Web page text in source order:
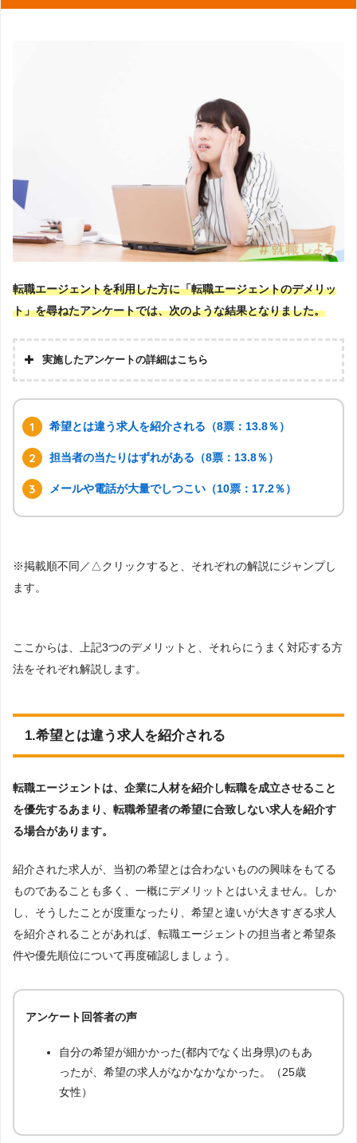
転職エージェントを利用した方に「転職エージェントのデメリッ
ト」を尋ねたアンケートでは、次のような結果となりました。
実施したアンケートの詳細はこちら
希望とは違う求人を紹介される（8票：13.8％）
担当者の当たりはずれがある（8票：13.8％）
メールや電話が大量でしつこい（10票：17.2％）
※掲載順不同／△クリックすると、それぞれの解説にジャンプし
ます。
ここからは、上記3つのデメリットと、それらにうまく対応する方
法をそれぞれ解説します。
1.希望とは違う求人を紹介される
転職エージェントは、企業に人材を紹介し転職を成立させること
を優先するあまり、転職希望者の希望に合致しない求人を紹介す
る場合があります。
紹介された求人が、当初の希望とは合わないものの興味をもてる
ものであることも多く、一概にデメリットとはいえません。しか
し、そうしたことが度重なったり、希望と違いが大きすぎる求人
を紹介されることがあれば、転職エージェントの担当者と希望条
件や優先順位について再度確認しましょう。
アンケート回答者の声
自分の希望が細かかった(都内でなく出身県)のもあ
ったが、希望の求人がなかなかなかった。（25歳
女性）